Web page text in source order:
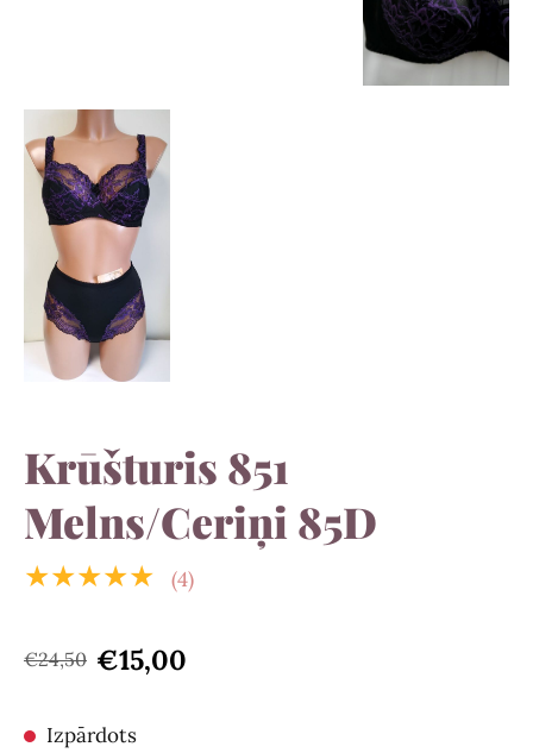
Krūšturis 851
Melns/Ceriņi 85D
★★★★★ (4)
€24,50 €15,00
Izpārdots